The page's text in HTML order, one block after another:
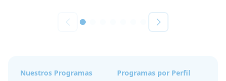
Nuestros Programas Programas por Perfil